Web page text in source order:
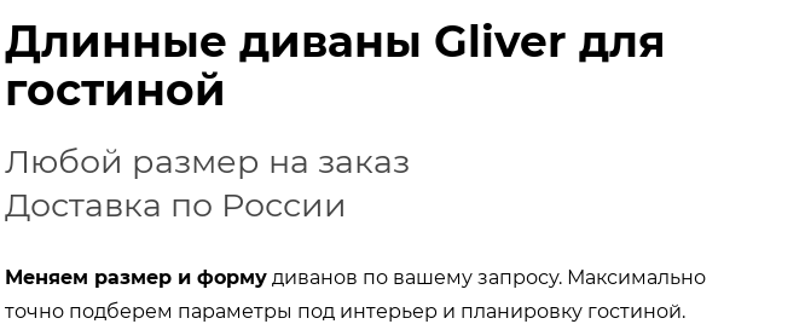
Длинные диваны Gliver для
гостиной
Любой размер на заказ
Доставка по России
Меняем размер и форму диванов по вашему запросу. Максимально
точно подберем параметры под интерьер и планировку гостиной.